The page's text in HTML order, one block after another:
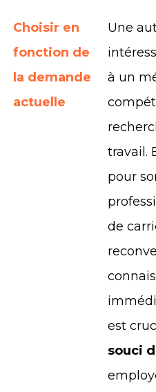
Choisir en
fonction de
la demande
actuelle
Une
à un
travail.
pour
de
est
souci